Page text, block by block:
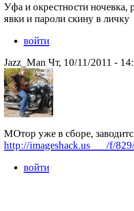
Уфа и окрестности ночевка,
явки и пароли скину в личку
войти
Jazz_Man Чт, 10/11/2011 -
МОтор уже в сборе,
http://imageshack.us___/f/
войти